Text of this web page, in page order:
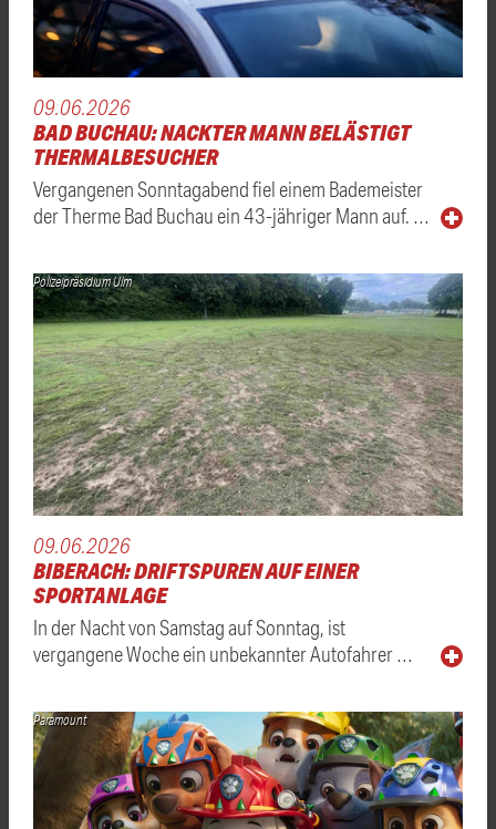
09.06.2026
BAD BUCHAU: NACKTER MANN BELÄSTIGT
THERMALBESUCHER
Vergangenen Sonntagabend fiel einem Bademeister
der Therme Bad Buchau ein 43-jähriger Mann auf. …
Polizeipräsidium Ulm
09.06.2026
BIBERACH: DRIFTSPUREN AUF EINER
SPORTANLAGE
In der Nacht von Samstag auf Sonntag, ist
vergangene Woche ein unbekannter Autofahrer …
Paramount